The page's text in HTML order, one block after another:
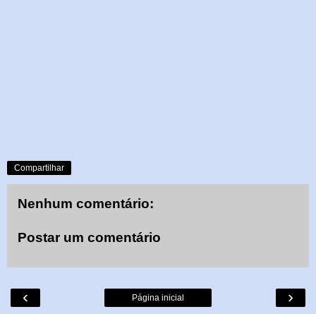
Compartilhar
Nenhum comentário:
Postar um comentário
‹ ›
Página inicial